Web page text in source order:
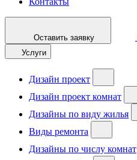
Оставить заявку
Услуги
Дизайн проект
Дизайн проект комнат
Дизайны по виду жилья
Виды ремонта
Дизайны по числу комнат